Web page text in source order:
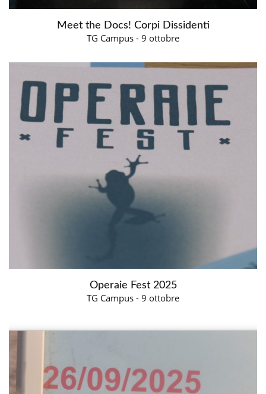
Meet the Docs! Corpi Dissidenti
TG Campus - 9 ottobre
Operaie Fest 2025
TG Campus - 9 ottobre